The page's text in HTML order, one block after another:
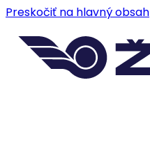
Preskočiť na hlavný obsah